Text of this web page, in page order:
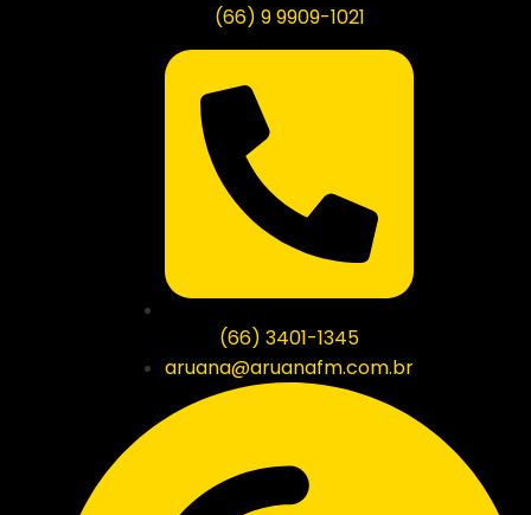
(66) 9 9909-1021
(66) 3401-1345
aruana@aruanafm.com.br